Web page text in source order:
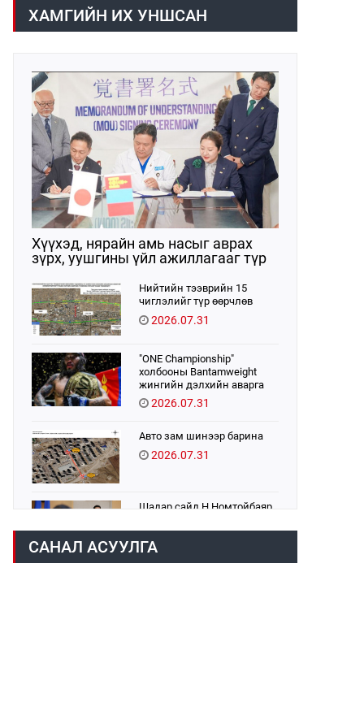
болон хэт өндөр дүнгээр
борлуулсан зөрчил илэрчээ.
Тиймээс бүртгэлийг цахимжуулах
газрын тогтоол батлагдлаа.
ХАМГИЙН ИХ УНШСАН
Хүүхэд, нярайн амь насыг аврах
зүрх, уушгины үйл ажиллагааг түр
ЭХЭМҮТ-д нэвтрүүлнэНийтийн тээврийн 15
чиглэлийг түр өөрчлөв
2026.07.31
"ONE Championship"
холбооны Bantamweight
жингийн дэлхийн аварга
Б.Энх-Оргил аваргын бүс
хамгаалах тулаанаа
2026.07.31
Авто зам шинээр барина
2026.07.31
Шадар сайд Н.Номтойбаяр
байна
2026.07.31
САНАЛ АСУУЛГА